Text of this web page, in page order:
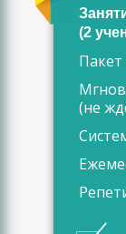
(2
Пакет
(не